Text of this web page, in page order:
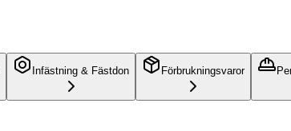
Infästning & Fästdon Förbrukningsvaror